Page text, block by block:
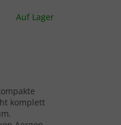
Auf Lager
komplett